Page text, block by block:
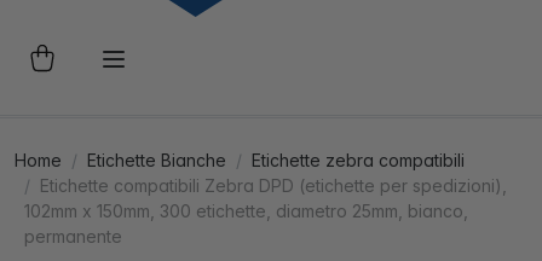
Home Etichette Bianche
Etichette zebra compatibili
Etichette compatibili Zebra DPD (etichette per spedizioni),
102mm x 150mm, 300 etichette, diametro 25mm, bianco,
permanente